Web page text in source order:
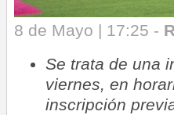
8 de Mayo | 17:25 -
Se trata de una
viernes, en
inscripción